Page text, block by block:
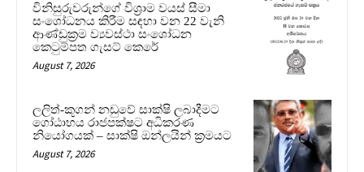
විනිසුරුවරුන්ගේ විශ්‍රාම වයස් සීමා
සංශෝධනය කිරීම සඳහා වන 22 වැනි
ආණ්ඩුක්‍රම ව්‍යවස්ථා සංශෝධන
කෙටුම්පත ගැසට් කෙරේ
August 7, 2026
ලලිත්-කූගන් නඩුවේ සාක්ෂි ලබාදීමට
ගෝඨාභය රාජපක්ෂට අධිකරණ
නියෝගයක් – සාක්ෂි ඔන්ලයින් ක්‍රමයට
August 7, 2026